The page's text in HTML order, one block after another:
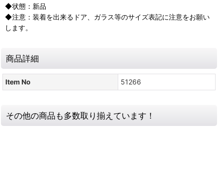
◆状態：新品
◆注意：装着を出来るドア、ガラス等のサイズ表記に注意をお願い
します。
商品詳細
Item No 51266
その他の商品も多数取り揃えています！